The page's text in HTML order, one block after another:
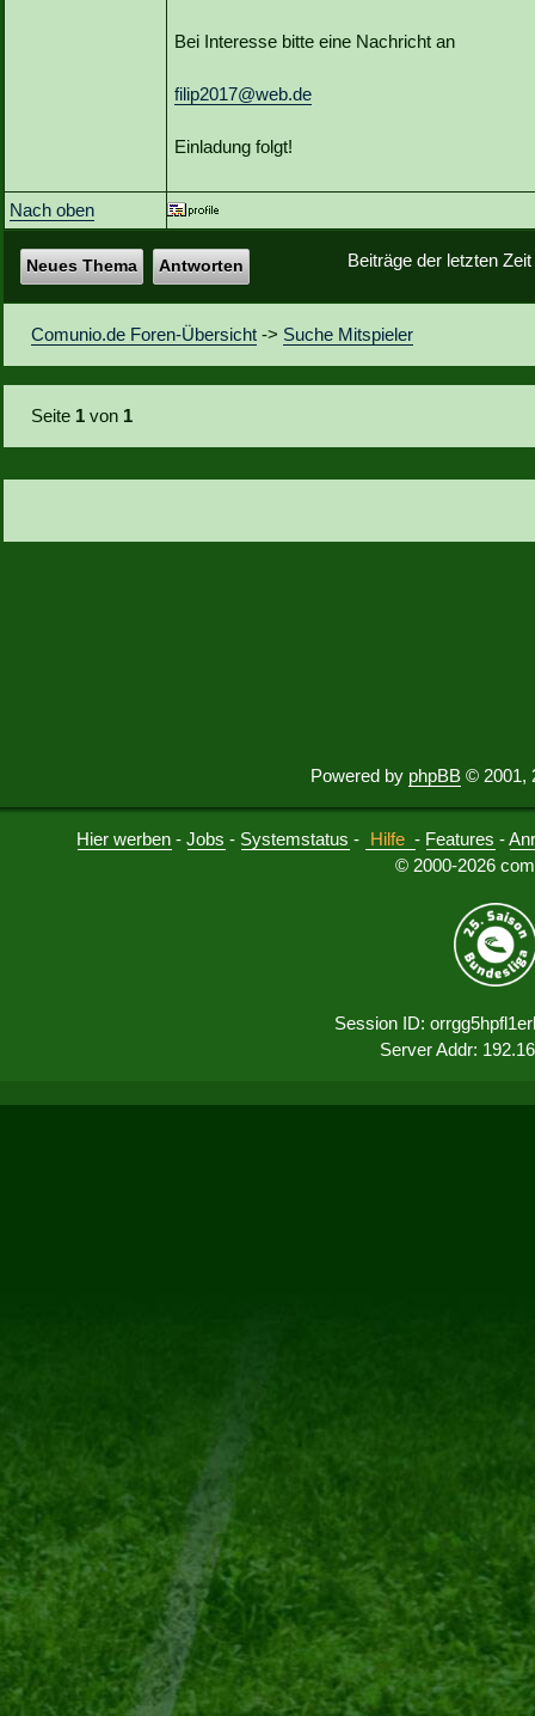
Bei Interesse bitte eine Nachricht an
filip2017@web.de
Einladung folgt!
Nach oben
Beiträge der letzten
Neues Thema Antworten
Comunio.de Foren-Übersicht -> Suche Mitspieler
Seite 1 von 1
Powered by phpBB © 2001,
Hier werben -Jobs - Systemstatus - Hilfe - Features -
© 2000-2026
Session ID:
Server Addr: